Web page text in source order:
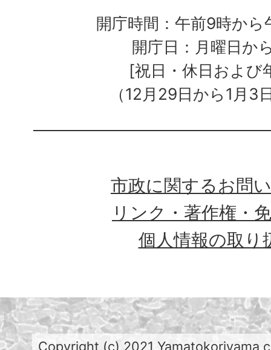
開庁時間：午前9時か
開庁日：月曜日か
[祝日・休日および
（12月29日から1月3
市政に関するお問
リンク・著作権・
個人情報の取り
Copyright (c) 2021 Yamatokoriyama